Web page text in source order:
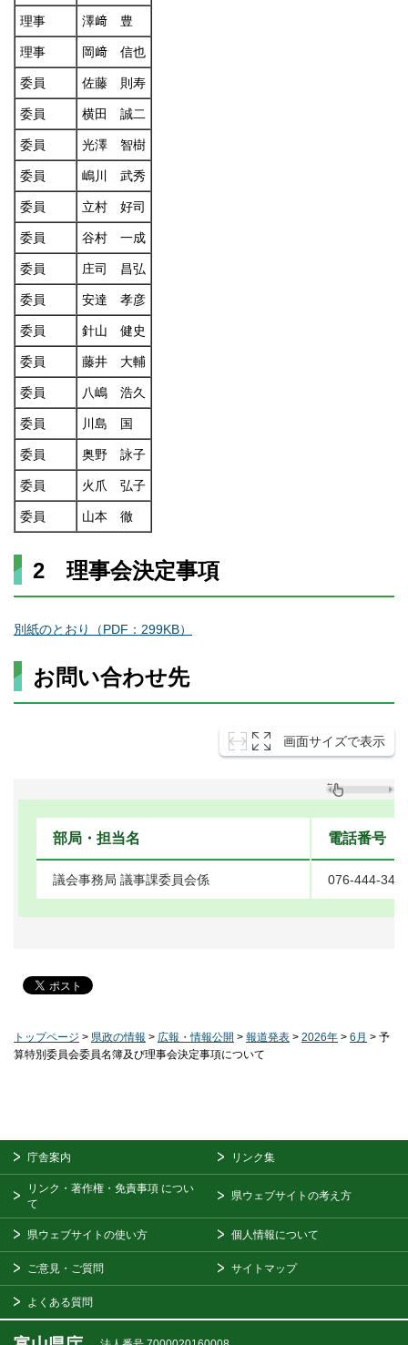
理事 澤﨑 豊
理事 岡﨑 信也
委員 佐藤 則寿
委員 横田 誠二
委員 光澤 智樹
委員 嶋川 武秀
委員 立村 好司
委員 谷村 一成
委員 庄司 昌弘
委員 安達 孝彦
委員 針山 健史
委員 藤井 大輔
委員 八嶋 浩久
委員 川島 国
委員 奥野 詠子
委員 火爪 弘子
委員 山本 徹
2 理事会決定事項
別紙のとおり（PDF：299KB）
お問い合わせ先
画面サイズで表示
部局・担当名 電話番号
議会事務局 議事課委員会係 076-444-
トップページ > 県政の情報 > 広報・情報公開 > 報道発表 > 2026年 > 6月 > 予
算特別委員会委員名簿及び理事会決定事項について
庁舎案内 リンク集
リンク・著作権・免責事項 につい
て
県ウェブサイトの考え方
県ウェブサイトの使い方 個人情報について
ご意見・ご質問 サイトマップ
よくある質問